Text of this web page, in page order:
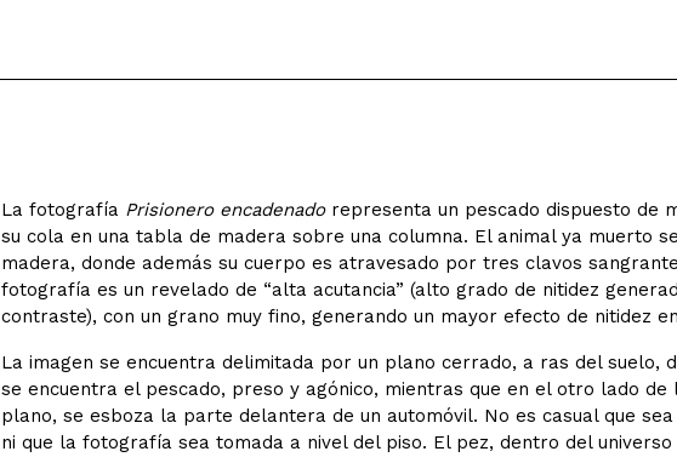
La fotografía Prisionero encadenadorepresenta un pescado dispuesto de
su cola en una tabla de madera sobre una columna. El animal ya muerto
madera, donde además su cuerpo es atravesado por tres clavos
fotografía es un revelado de “alta acutancia” (alto grado de nitidez
contraste), con un grano muy fino, generando un mayor efecto de nitidez
La imagen se encuentra delimitada por un plano cerrado, a ras del suelo,
se encuentra el pescado, preso y agónico, mientras que en el otro lado de
plano, se esboza la parte delantera de un automóvil. No es casual que
ni que la fotografía sea tomada a nivel del piso. El pez, dentro del